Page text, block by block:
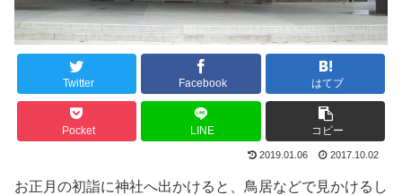
Twitter Facebook はてブ
Pocket LINE コピー
2019.01.06 2017.10.02
お正月の初詣に神社へ出かけると、鳥居などで見かけるし